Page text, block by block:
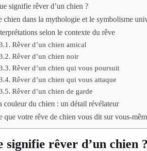
signifie rêver d’un chien ?
chien dans la mythologie et le symbolisme
selon le contexte du rêve
Rêver d’un chien amical
Rêver d’un chien noir
Rêver d’un chien qui vous poursuit
Rêver d’un chien qui vous attaque
Rêver d’un chien de garde
couleur du chien : un détail révélateur
que votre rêve de chien vous dit sur vous-
signifie rêver d’un chien ?